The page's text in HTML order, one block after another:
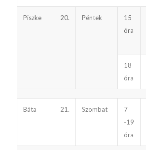
Piszke 20. Péntek
15
óra
18
óra
Báta 21. Szombat
7
-19
óra